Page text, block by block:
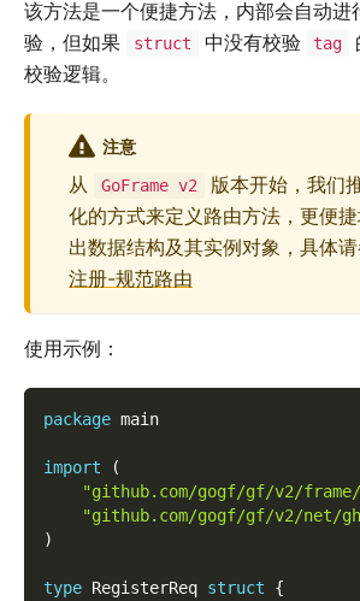
该方法是一个便捷方法，内部会自动进
验，但如果
struct 中没有校验 tag
校验逻辑。
注意
从 GoFrame v2
版本开始，我们
化的方式来定义路由方法，更便
出数据结构及其实例对象，具体请
注册-规范路由
使用示例：
package main
import
(
"github.com/gogf/gf/v2/
"github.com/gogf/gf/v2/net/
)
type RegisterReq struct
{